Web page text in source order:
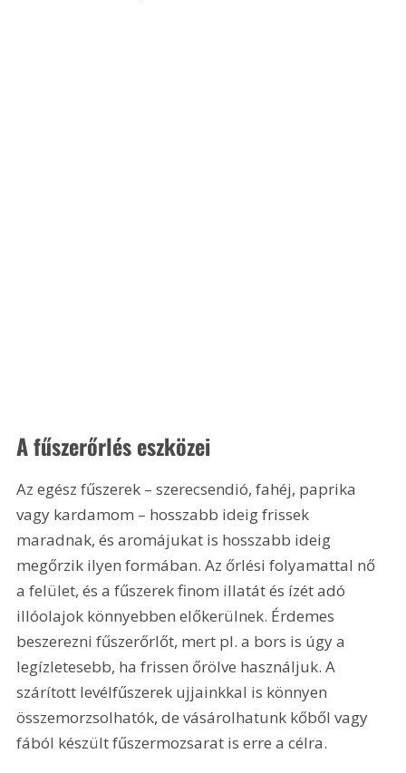
A fűszerőrlés eszközei
Az egész fűszerek – szerecsendió, fahéj, paprika
vagy kardamom – hosszabb ideig frissek
maradnak, és aromájukat is hosszabb ideig
megőrzik ilyen formában. Az őrlési folyamattal nő
a felület, és a fűszerek finom illatát és ízét adó
illóolajok könnyebben előkerülnek. Érdemes
beszerezni fűszerőrlőt, mert pl. a bors is úgy a
legízletesebb, ha frissen őrölve használjuk. A
szárított levélfűszerek ujjainkkal is könnyen
összemorzsolhatók, de vásárolhatunk kőből vagy
fából készült fűszermozsarat is erre a célra.